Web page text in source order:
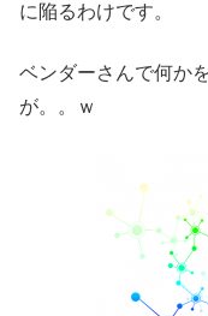
に陥るわけです。
ベンダーさんで何か
が。。ｗ